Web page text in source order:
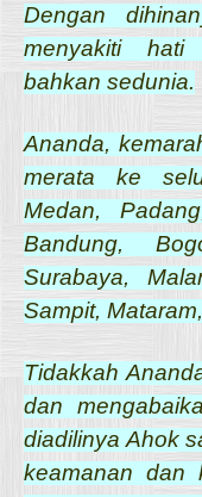
Dengan
menyakiti hati
bahkan sedunia.
Ananda,
merata ke
Medan,
Bandung,
Surabaya,
Sampit,
Tidakkah
dan
diadilinya Ahok
keamanan dan